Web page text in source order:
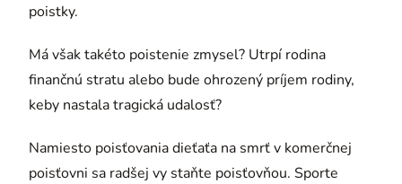
poistky.
Má však takéto poistenie zmysel? Utrpí rodina
finančnú stratu alebo bude ohrozený príjem rodiny,
keby nastala tragická udalosť?
Namiesto poisťovania dieťaťa na smrť v komerčnej
poisťovni sa radšej vy staňte poisťovňou. Sporte